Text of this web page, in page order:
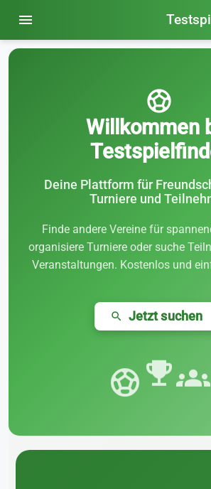
menu
sports_soccer
Willkommen
Deine Plattform für
Turniere und
Finde andere Vereine für
organisiere Turniere oder suche
Veranstaltungen. Kostenlos und
search Jetzt suchen
sports_soccer emoji_eventsgroups